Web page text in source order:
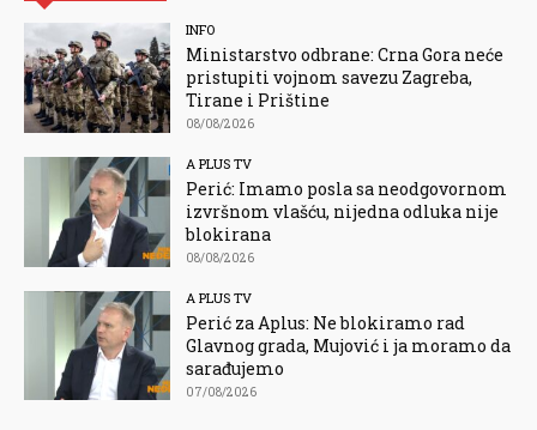
INFO
Ministarstvo odbrane: Crna Gora neće
pristupiti vojnom savezu Zagreba,
Tirane i Prištine
08/08/2026
A PLUS TV
Perić: Imamo posla sa neodgovornom
izvršnom vlašću, nijedna odluka nije
blokirana
08/08/2026
A PLUS TV
Perić za Aplus: Ne blokiramo rad
Glavnog grada, Mujović i ja moramo da
sarađujemo
07/08/2026